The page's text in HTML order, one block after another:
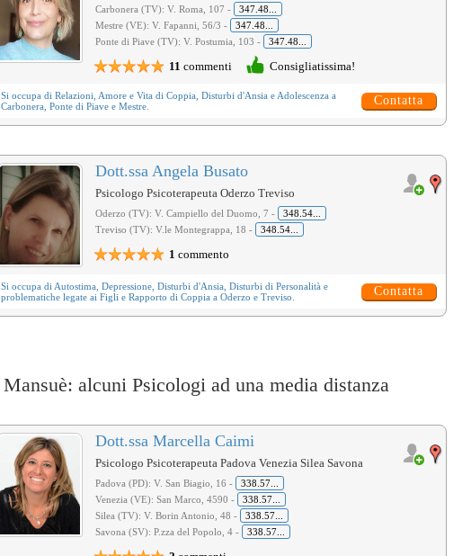
Carbonera (TV): V. Roma, 107 -
347.48...
Mestre (VE): V. Fapanni, 56/3 -
347.48...
Ponte di Piave (TV): V. Postumia, 103 -
347.48...
11 commenti Consigliatissima!
Si occupa di Relazioni, Amore e Vita di Coppia Disturbi d'Ansia e Adolescenza a
Carbonera, Ponte di Piave e Mestre.
Contatta
Dott.ssa Angela Busato
Psicologo Psicoterapeuta Oderzo Treviso
Oderzo (TV): V. Campiello del Duomo, 7 -
348.54...
Treviso (TV): V.le Montegrappa, 18 -
348.54...
1 commento
Si occupa di Autostima Depressione Disturbi d'Ansia Disturbi di Personalità e
problematiche legate ai Figli e Rapporto di Coppia a Oderzo e Treviso. Contatta
Mansuè: alcuni Psicologi ad una media distanza
Dott.ssa Marcella Caimi
Psicologo Psicoterapeuta Padova Venezia Silea Savona
Padova (PD): V. San Biagio, 16 -
338.57...
Venezia (VE): San Marco, 4590 -
338.57...
Silea (TV): V. Borin Antonio, 48 -
338.57...
Savona (SV): P.zza del Popolo, 4 -
338.57...